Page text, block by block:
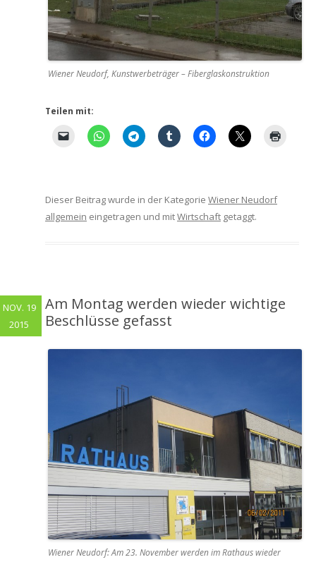
Wiener Neudorf, Kunstwerbeträger – Fiberglaskonstruktion
Teilen mit:
Dieser Beitrag wurde in der Kategorie Wiener Neudorf
allgemein eingetragen und mitWirtschaft getaggt.
Am Montag werden wieder wichtige
Beschlüsse gefasst
Wiener Neudorf: Am 23. November werden im Rathaus wieder
NOV. 19
2015